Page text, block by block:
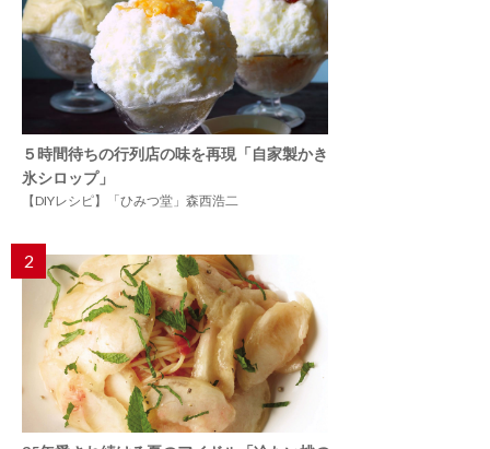
５時間待ちの行列店の味を再現「自家製かき
氷シロップ」
【DIYレシピ】「ひみつ堂」森西浩二
2